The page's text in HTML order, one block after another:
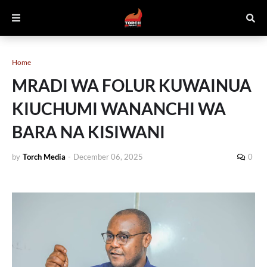
Home
MRADI WA FOLUR KUWAINUA
KIUCHUMI WANANCHI WA
BARA NA KISIWANI
by Torch Media - December 06, 2025 0